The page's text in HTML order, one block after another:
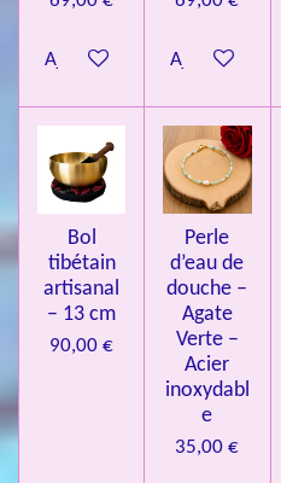
4
é
Ajouter au panierAjouter au
Bol
tibétain
artisanal
– 13 cm
90,00 €
Perle
d’eau de
douche –
Agate
Verte –
Acier
inoxydabl
e
35,00 €